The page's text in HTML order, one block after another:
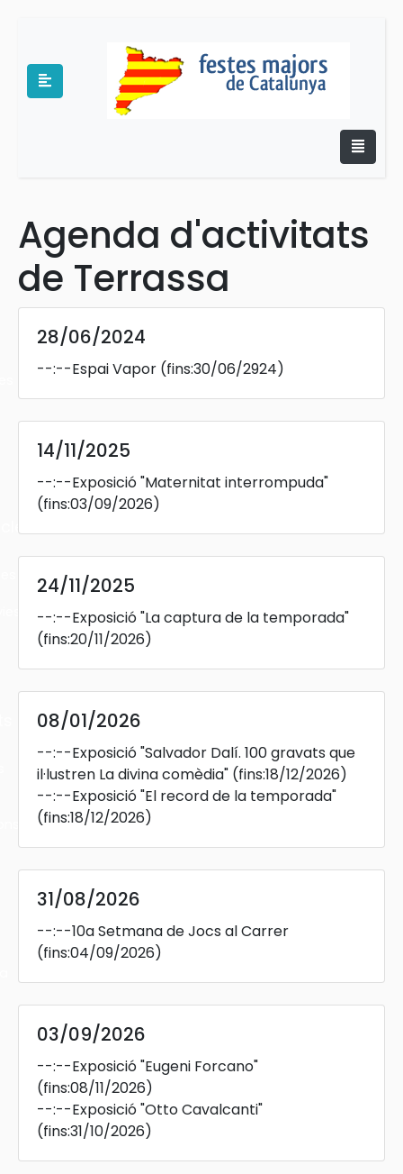
Agenda d'activitats
de Terrassa
28/06/2024
--:--Espai Vapor (fins:30/06/2924)
14/11/2025
--:--Exposició "Maternitat interrompuda"
(fins:03/09/2026)
24/11/2025
--:--Exposició "La captura de la temporada"
(fins:20/11/2026)
08/01/2026
--:--Exposició "Salvador Dalí. 100 gravats que
il·lustren La divina comèdia" (fins:18/12/2026)
--:--Exposició "El record de la temporada"
(fins:18/12/2026)
31/08/2026
--:--10a Setmana de Jocs al Carrer
(fins:04/09/2026)
03/09/2026
--:--Exposició "Eugeni Forcano"
(fins:08/11/2026)
--:--Exposició "Otto Cavalcanti"
(fins:31/10/2026)